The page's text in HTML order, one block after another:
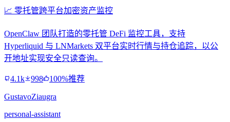
📈 零托管跨平台加密资产监控
OpenClaw 团队打造的零托管 DeFi 监控工具，支持
Hyperliquid 与 LNMarkets 双平台实时行情与持仓追踪，以公
开地址实现安全只读查询。
4.1k 998 100%推荐
GustavoZiaugra
personal-assistant